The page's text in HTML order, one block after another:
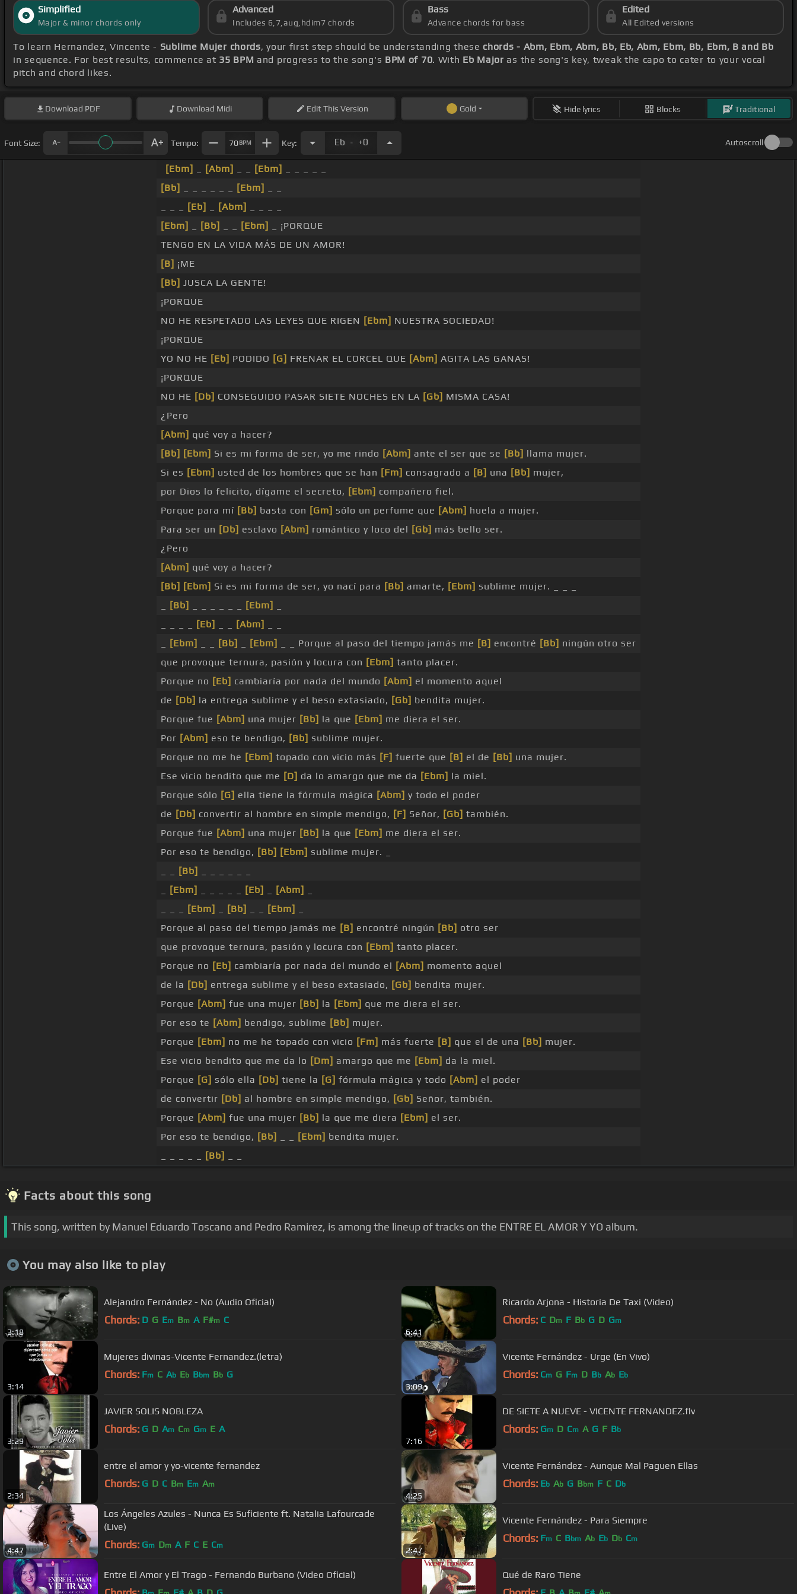
Simplified
Major & minor chords only
Advanced
Includes 6,7,aug,hdim7 chords
Bass
Advance chords for bass
Edited
All Edited versions
To learn Hernandez, Vincente - Sublime Mujer chords, your first step should be understanding these chords - Abm, Ebm, Abm, Bb, Eb, Abm, Ebm, Bb, Ebm, B and Bb
in sequence. For best results, commence at 35 BPM and progress to the song's BPM of 70. With Eb Major as the song's key, tweak the capo to cater to your vocal
pitch and chord likes.
Download PDF Download Midi EditThis Version Gold Hide lyrics Blocks Traditional
Font Size: Tempo: 70BPM Key: Eb . +0 Autoscroll
[Ebm] [Abm] [Ebm]
[Bb]
[Ebm]
[Eb] [Abm]
[Ebm]
[Bb] [Ebm]
_ ¡PORQUE
TENGO EN LA VIDA MÁS DE UN AMOR!
[B] ¡ME
[Bb] JUSCA LA GENTE!
¡PORQUE
NO HE RESPETADO LAS LEYES QUE RIGEN [Ebm] NUESTRA SOCIEDAD!
¡PORQUE
YO NO HE [Eb] PODIDO [G] FRENAR EL CORCEL QUE [Abm] AGITA LAS GANAS!
¡PORQUE
NO HE [Db] CONSEGUIDO PASAR SIETE NOCHES EN LA [Gb] MISMA CASA!
¿Pero
[Abm] qué voy a hacer?
[Bb] [Ebm] Si es mi forma de ser, yo me rindo [Abm] ante el ser que se [Bb] llama mujer.
Si es [Ebm] usted de los hombres que se han [Fm] consagrado a [B] una [Bb] mujer,
por Dios lo felicito, dígame el secreto, [Ebm] compañero fiel.
Porque para mí [Bb] basta con [Gm] sólo un perfume que [Abm] huela a mujer.
Para ser un [Db] esclavo [Abm] romántico y loco del [Gb] más bello ser.
¿Pero
[Abm] qué voy a hacer?
[Bb] [Ebm] Si es mi forma de ser, yo nací para [Bb] amarte, [Ebm] sublime mujer. _ _ _
[Bb] [Ebm]
[Eb] [Abm]
[Ebm] [Bb] [Ebm] _ _ Porque al paso del tiempo jamás me [B] encontré [Bb] ningún otro ser
que provoque ternura, pasión y locura con [Ebm] tanto placer.
Porque no [Eb] cambiaría por nada del mundo [Abm] el momento aquel
de [Db] la entrega sublime y el beso extasiado, [Gb] bendita mujer.
Porque fue [Abm] una mujer [Bb] la que [Ebm] me diera el ser.
Por [Abm] eso te bendigo, [Bb] sublime mujer.
Porque no me he [Ebm] topado con vicio más [F] fuerte que [B] el de [Bb] una mujer.
Ese vicio bendito que me [D] da lo amargo que me da [Ebm] la miel.
Porque sólo [G] ella tiene la fórmula mágica [Abm] y todo el poder
de [Db] convertir al hombre en simple mendigo, [F] Señor, [Gb] también.
Porque fue [Abm] una mujer [Bb] la que [Ebm] me diera el ser.
Por eso te bendigo, [Bb] [Ebm] sublime mujer. _
[Bb]
[Ebm] [Eb] [Abm]
[Ebm] [Bb] [Ebm]
Porque al paso del tiempo jamás me [B] encontré ningún [Bb] otro ser
que provoque ternura, pasión y locura con [Ebm] tanto placer.
Porque no [Eb] cambiaría por nada del mundo el [Abm] momento aquel
de la [Db] entrega sublime y el beso extasiado, [Gb] bendita mujer.
Porque [Abm] fue una mujer [Bb] la [Ebm] que me diera el ser.
Por eso te [Abm] bendigo, sublime [Bb] mujer.
Porque [Ebm] no me he topado con vicio [Fm] más fuerte [B] que el de una [Bb] mujer.
Ese vicio bendito que me da lo [Dm] amargo que me [Ebm] da la miel.
Porque [G] sólo ella [Db] tiene la [G] fórmula mágica y todo [Abm] el poder
de convertir [Db] al hombre en simple mendigo, [Gb] Señor, también.
Porque [Abm] fue una mujer [Bb] la que me diera [Ebm] el ser.
Por eso te bendigo, [Bb] [Ebm] bendita mujer.
[Bb]
Facts about this song
This song, written by Manuel Eduardo Toscano and Pedro Ramirez, is among the lineup of tracks on the ENTRE EL AMOR Y YO album.
You may also like to play
3:18
Alejandro Fernández - No (Audio Oficial)
Chords: D G Em Bm A F#m C
6:41
Ricardo Arjona - Historia De Taxi (Video)
Chords: C Dm F Bb G D Gm
3:14
Mujeres divinas-Vicente Fernandez.(letra)
Chords: Fm C Ab Eb Bbm Bb G
3:09
Vicente Fernández - Urge (En Vivo)
Chords: Cm G Fm D Bb Ab Eb
3:29
JAVIER SOLIS NOBLEZA
Chords: G D Am Cm Gm E A
7:16
DE SIETE A NUEVE - VICENTE FERNANDEZ.flv
Chords: Gm D Cm A G F Bb
2:34
entre el amor y yo-vicente fernandez
Chords: G D C Bm Em Am
4:25
Vicente Fernández - Aunque Mal Paguen Ellas
Chords: Eb Ab G Bbm F C Db
4:47
Los Ángeles Azules - Nunca Es Suficiente ft. Natalia Lafourcade
(Live)
Chords: Gm Dm A F C E Cm
2:47
Vicente Fernández - Para Siempre
Chords: Fm C Bbm Ab Eb Db Cm
Entre El Amor y El Trago - Fernando Burbano (Video Oficial) Qué de Raro Tiene